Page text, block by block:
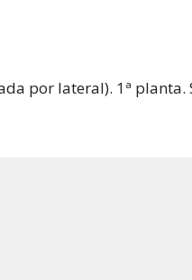
por lateral). 1ª